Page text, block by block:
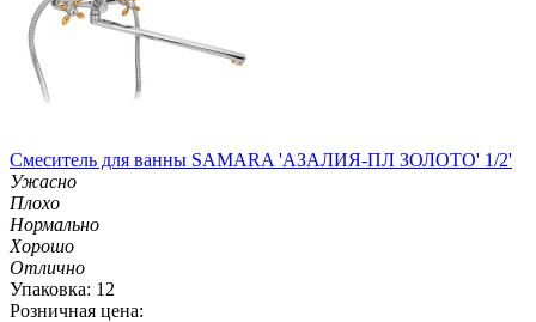
Смеситель для ванны SAMARA 'АЗАЛИЯ-ПЛ ЗОЛОТО' 1/2'
Ужасно
Плохо
Нормально
Хорошо
Отлично
Упаковка: 12
Розничная цена: